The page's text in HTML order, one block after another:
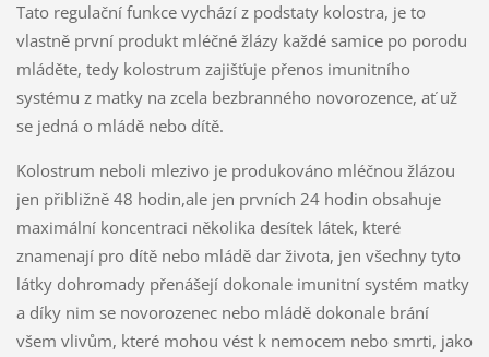
Tato regulační funkce vychází z podstaty kolostra, je to
vlastně první produkt mléčné žlázy každé samice po porodu
mláděte, tedy kolostrum zajišťuje přenos imunitního
systému z matky na zcela bezbranného novorozence, ať už
se jedná o mládě nebo dítě.
Kolostrum neboli mlezivo je produkováno mléčnou žlázou
jen přibližně 48 hodin,ale jen prvních 24 hodin obsahuje
maximální koncentraci několika desítek látek, které
znamenají pro dítě nebo mládě dar života, jen všechny tyto
látky dohromady přenášejí dokonale imunitní systém matky
a díky nim se novorozenec nebo mládě dokonale brání
všem vlivům, které mohou vést k nemocem nebo smrti, jako